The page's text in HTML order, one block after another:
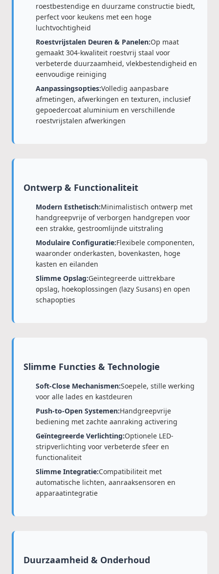
roestbestendige en duurzame constructie biedt,
perfect voor keukens met een hoge
luchtvochtigheid
Roestvrijstalen Deuren & Panelen:Op maat
gemaakt 304-kwaliteit roestvrij staal voor
verbeterde duurzaamheid, vlekbestendigheid en
eenvoudige reiniging
Aanpassingsopties:Volledig aanpasbare
afmetingen, afwerkingen en texturen, inclusief
gepoedercoat aluminium en verschillende
roestvrijstalen afwerkingen
Ontwerp & Functionaliteit
Modern Esthetisch:Minimalistisch ontwerp met
handgreepvrije of verborgen handgrepen voor
een strakke, gestroomlijnde uitstraling
Modulaire Configuratie:Flexibele componenten,
waaronder onderkasten, bovenkasten, hoge
kasten en eilanden
Slimme Opslag:Geïntegreerde uittrekbare
opslag, hoekoplossingen (lazy Susans) en open
schapopties
Slimme Functies & Technologie
Soft-Close Mechanismen:Soepele, stille werking
voor alle lades en kastdeuren
Push-to-Open Systemen:Handgreepvrije
bediening met zachte aanraking activering
Geïntegreerde Verlichting:Optionele LED-
stripverlichting voor verbeterde sfeer en
functionaliteit
Slimme Integratie:Compatibiliteit met
automatische lichten, aanraaksensoren en
apparaatintegratie
Duurzaamheid & Onderhoud